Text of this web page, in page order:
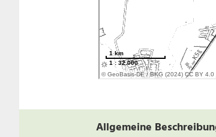
Allgemeine